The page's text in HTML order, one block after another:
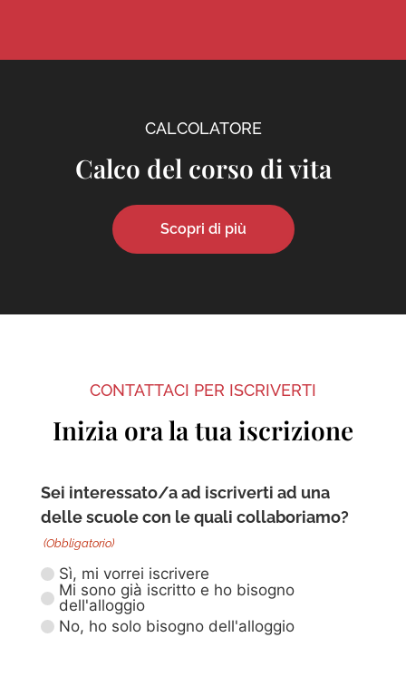
CALCOLATORE
Calco del corso di vita
Scopri di più
CONTATTACI PER ISCRIVERTI
Inizia ora la tua iscrizione
Sei interessato/a ad iscriverti ad una
delle scuole con le quali collaboriamo?
(Obbligatorio)
Sì, mi vorrei iscrivere
Mi sono già iscritto e ho bisogno
dell'alloggio
No, ho solo bisogno dell'alloggio